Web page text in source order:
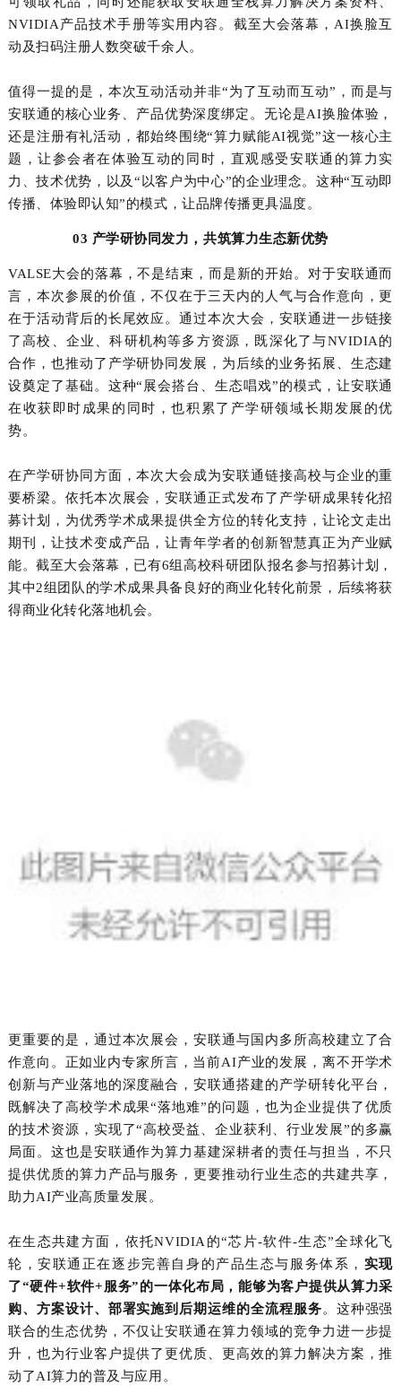
NVIDIA产品技术手册等实用内容。截至大会落幕， AI换脸互
动及扫码注册人数突破千余人。
值得一提的是，本次互动活动并非“为了互动而互动”，而是与
安联通的核心业务、产品优势深度绑定。无论是AI换脸体验，
还是注册有礼活动，都始终围绕“算力赋能AI视觉”这一核心主
题，让参会者在体验互动的同时，直观感受安联通的算力实
力、技术优势，以及“以客户为中心”的企业理念。这种“互动即
传播、体验即认知”的模式，让品牌传播更具温度。
03 产学研协同发力，共筑算力生态新优势
VALSE大会的落幕，不是结束，而是新的开始。对于安联通而
言，本次参展的价值，不仅在于三天内的人气与合作意向，更
在于活动背后的长尾效应。通过本次大会，安联通进一步链接
了高校、企业、科研机构等多方资源，既深化了与NVIDIA的
合作，也推动了产学研协同发展，为后续的业务拓展、生态建
设奠定了基础。这种“展会搭台、生态唱戏”的模式，让安联通
在收获即时成果的同时，也积累了产学研领域长期发展的优
势。
在产学研协同方面，本次大会成为安联通链接高校与企业的重
要桥梁。依托本次展会，安联通正式发布了产学研成果转化招
募计划，为优秀学术成果提供全方位的转化支持，让论文走出
期刊，让技术变成产品，让青年学者的创新智慧真正为产业赋
能。截至大会落幕，已有6组高校科研团队报名参与招募计划，
其中2组团队的学术成果具备良好的商业化转化前景，后续将获
得商业化转化落地机会。
更重要的是，通过本次展会，安联通与国内多所高校建立了合
作意向。正如业内专家所言，当前AI产业的发展，离不开学术
创新与产业落地的深度融合，安联通搭建的产学研转化平台，
既解决了高校学术成果“落地难”的问题，也为企业提供了优质
的技术资源，实现了“高校受益、企业获利、行业发展”的多赢
局面。这也是安联通作为算力基建深耕者的责任与担当，不只
提供优质的算力产品与服务，更要推动行业生态的共建共享，
助力AI产业高质量发展。
在生态共建方面，依托NVIDIA 的“芯片-软件-生态”全球化飞
轮，安联通正在逐步完善自身的产品生态与服务体系， 实现
了“硬件+软件+服务”的一体化布局，能够为客户提供从算力采
购、方案设计、部署实施到后期运维的全流程服务。这种强强
联合的生态优势，不仅让安联通在算力领域的竞争力进一步提
升，也为行业客户提供了更优质、更高效的算力解决方案，推
动了AI算力的普及与应用。